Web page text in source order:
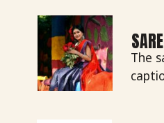
The